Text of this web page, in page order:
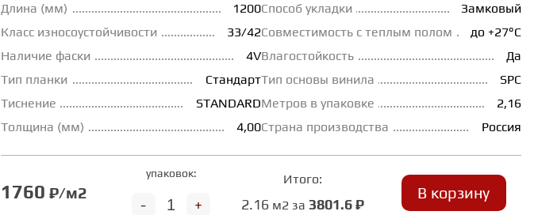
Длина (мм)
1200
Класс износоустойчивости
33/42
Наличие фаски
4V
Тип планки
Стандарт
Тиснение
STANDARD
Толщина (мм)
4,00
Способ укладки
Замковый
Совместимость с теплым полом
до +27°С
Влагостойкость
Да
Тип основы винила
SPC
Метров в упаковке
2,16
Страна производства
Россия
1760 ₽/м2
упаковок:
+
-
Итого:
2.16м2 за 3801.6 ₽
В корзину